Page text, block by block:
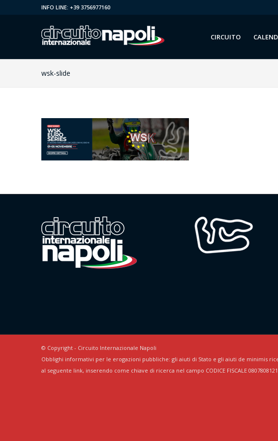
INFO LINE: +39 3756977160
CIRCUITO
wsk-slide
© Copyright - Circuito Internazionale Napoli
Obblighi informativi per le erogazioni pubbliche: gli aiuti di Stato e gli aiuti de minimis
al seguente link, inserendo come chiave di ricerca nel campo CODICE FISCALE